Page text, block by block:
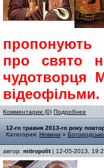
пропонують
про cвято
чудотворця
відеофільми.
Комментарии (0) Подробнее
12-го травня 2013-го року
Категория: Новини »
автор: mitropolit| 12-05-2013,